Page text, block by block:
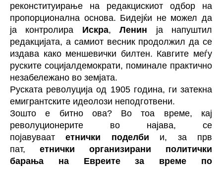
реконституирање на редакцискиот одбор на
пропорционална основа. Бидејќи не можел да
ја контролира
Искра, Ленин
ја напуштил
редакцијата, а самиот весник продолжил да се
издава како меншевички билтен. Кавгите меѓу
руските социјалдемократи, поминале практично
незабележано во земјата.
Руската револуција од 1905 година, ги затекна
емигрантските идеолози неподготвени.
Зошто е битно ова? Во тоа време, кај
револуционерите во најава, се
појавуваат
етнички поделби
и, за прв
пат,
етнички организирани политички
барања на Евреите за време по